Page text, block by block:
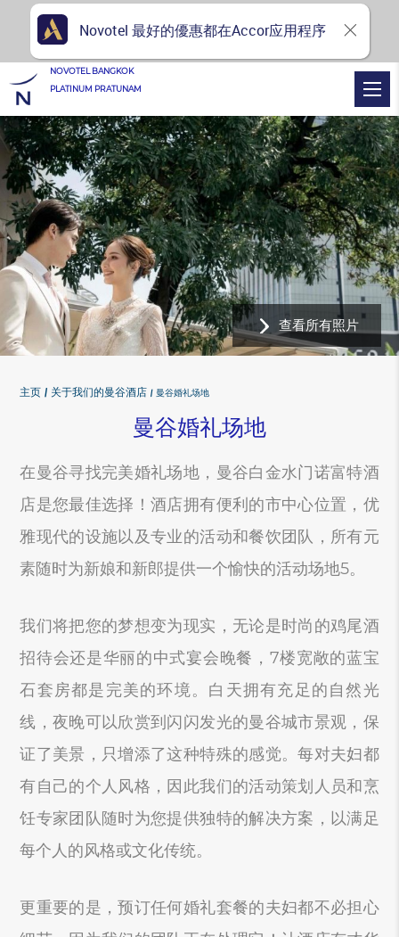
查看所有照片
主页 关于我们的曼谷酒店 曼谷婚礼场地
曼谷婚礼场地
在曼谷寻找完美婚礼场地，曼谷白金水门诺富特酒
店是您最佳选择！酒店拥有便利的市中心位置，优
雅现代的设施以及专业的活动和餐饮团队，所有元
素随时为新娘和新郎提供一个愉快的活动场地5。
我们将把您的梦想变为现实，无论是时尚的鸡尾酒
招待会还是华丽的中式宴会晚餐，7楼宽敞的蓝宝
石套房都是完美的环境。白天拥有充足的自然光
线，夜晚可以欣赏到闪闪发光的曼谷城市景观，保
证了美景，只增添了这种特殊的感觉。每对夫妇都
有自己的个人风格，因此我们的活动策划人员和烹
饪专家团队随时为您提供独特的解决方案，以满足
每个人的风格或文化传统。
更重要的是，预订任何婚礼套餐的夫妇都不必担心
NOVOTEL BANGKOK
PLATINUM PRATUNAM
Novotel 最好的優惠都在Accor应用程序